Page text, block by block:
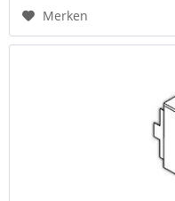
Merken